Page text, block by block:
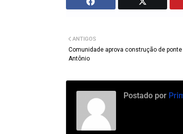
ANTIGOS
Comunidade aprova construção de
Antônio
Postado por